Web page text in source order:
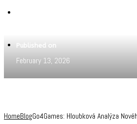
Published on
February 13, 2026
HomeBlogGo4Games: Hloubková Analýza